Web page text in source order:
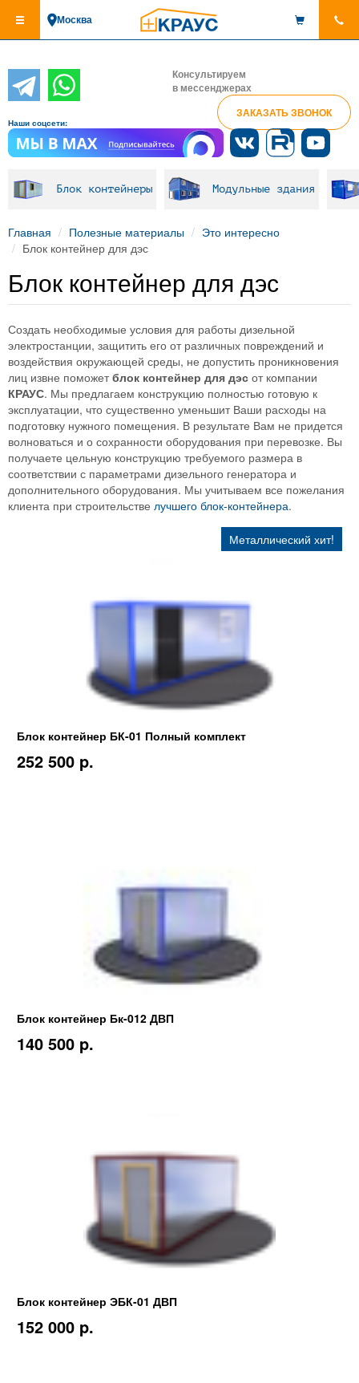
основному
Москва
Консультируем
в мессенджерах
ЗАКАЗАТЬ ЗВОНОК
Наши соцсети:
Блок контейнеры Модульные здания
Главная Полезные материалы
Это интересно
Блок контейнер для дэс
Блок контейнер для дэс
Создать необходимые условия для работы дизельной
электростанции, защитить его от различных повреждений и
воздействия окружающей среды, не допустить проникновения
лиц извне поможетблок контейнер для дэс от компании
КРАУС. Мы предлагаем конструкцию полностью готовую к
эксплуатации, что существенно уменьшит Ваши расходы на
подготовку нужного помещения. В результате Вам не придется
волноваться и о сохранности оборудования при перевозке. Вы
получаете цельную конструкцию требуемого размера в
соответствии с параметрами дизельного генератора и
дополнительного оборудования. Мы учитываем все пожелания
клиента при строительстве лучшего блок-контейнера.
Металлический хит!
Блок контейнер БК-01 Полный комплект
252 500 p.
Блок контейнер Бк-012 ДВП
140 500 p.
Блок контейнер ЭБК-01 ДВП
152 000 p.